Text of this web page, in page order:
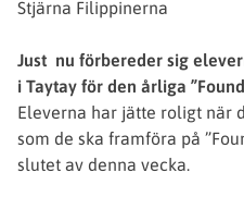
Just nu förbereder sig
i Taytay för den årliga
Eleverna har jätte roligt när
som de ska framföra på
slutet av denna vecka.